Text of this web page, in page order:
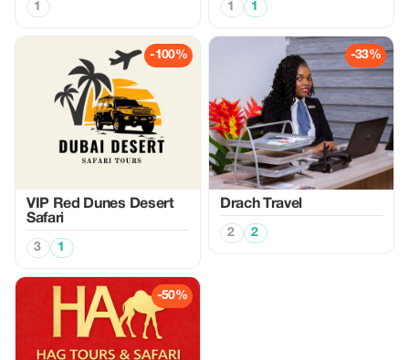
1 1 1
-100%
VIP Red Dunes Desert
Safari
3 1
-33%
Drach Travel
2 2
-50%